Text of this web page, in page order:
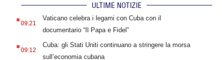
ULTIME NOTIZIE
.09:21
Vaticano celebra i legami con Cuba con il
documentario “Il Papa e Fidel”
.09:12
Cuba: gli Stati Uniti continuano a stringere la morsa
sull’economia cubana